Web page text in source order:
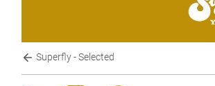
Superfly - Selected